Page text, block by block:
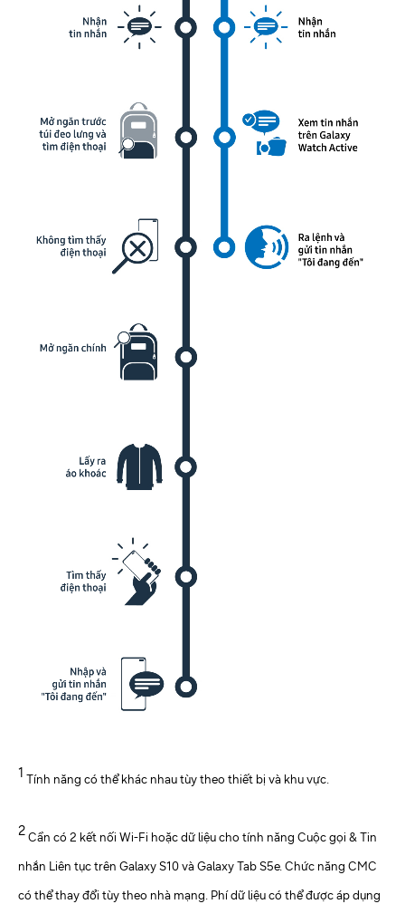
1 Tính năng có thể khác nhau tùy theo thiết bị và khu vực.
2Cần có 2 kết nối Wi-Fi hoặc dữ liệu cho tính năng Cuộc gọi & Tin
nhắn Liên tục trên Galaxy S10 và Galaxy Tab S5e. Chức năng CMC
có thể thay đổi tùy theo nhà mạng. Phí dữ liệu có thể được áp dụng